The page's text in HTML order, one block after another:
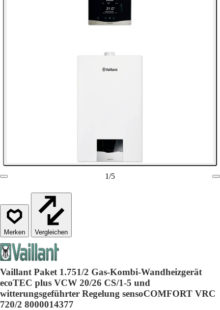
1/5
Vergleichen
Vaillant Paket 1.751/2 Gas-Kombi-Wandheizgerät
ecoTEC plus VCW 20/26 CS/1-5 und
witterungsgeführter Regelung sensoCOMFORT VRC
720/2 8000014377